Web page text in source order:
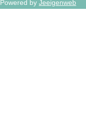
Powered by Jeeigenweb